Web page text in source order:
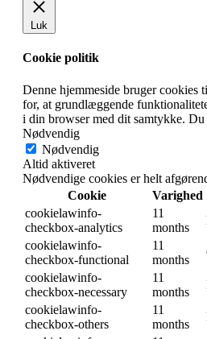
Luk
Cookie politik
Denne hjemmeside bruger cookies
for, at grundlæggende
i din browser med dit samtykke.
Nødvendig
Nødvendig
Altid aktiveret
Nødvendige cookies er helt
Cookie
Varighed
cookielawinfo-
checkbox-analytics
11
months
cookielawinfo-
checkbox-functional
11
months
cookielawinfo-
checkbox-necessary
11
months
cookielawinfo-
checkbox-others
11
months